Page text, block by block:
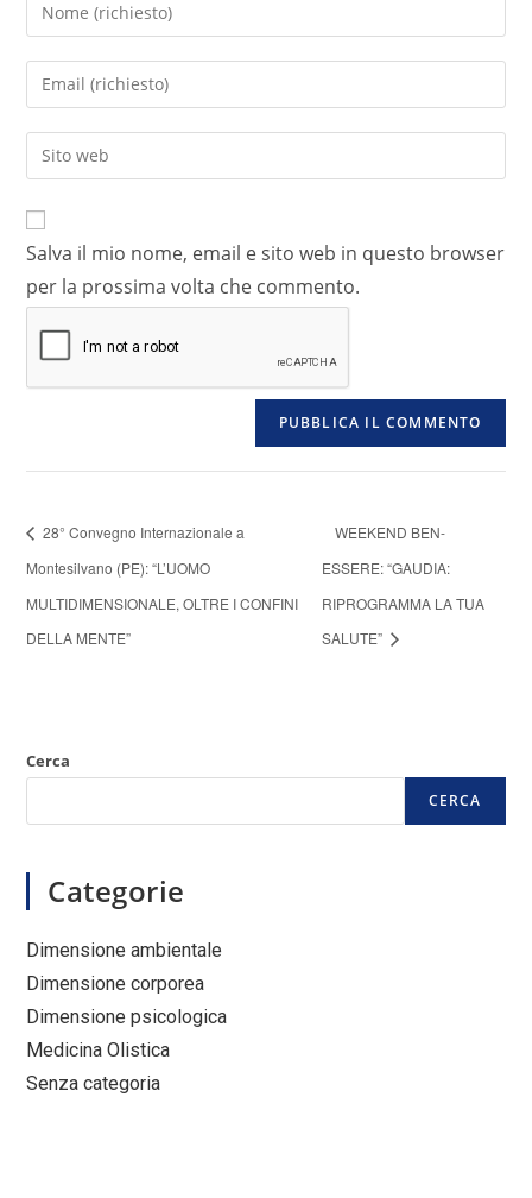
Salva il mio nome, email e sito web in questo browser
per la prossima volta che commento.
28° Convegno Internazionale a
Montesilvano (PE): “L’UOMO
MULTIDIMENSIONALE, OLTRE I CONFINI
DELLA MENTE”
WEEKEND BEN-
ESSERE: “GAUDIA:
RIPROGRAMMA LA TUA
SALUTE”
Cerca
CERCA
Categorie
Dimensione ambientale
Dimensione corporea
Dimensione psicologica
Medicina Olistica
Senza categoria